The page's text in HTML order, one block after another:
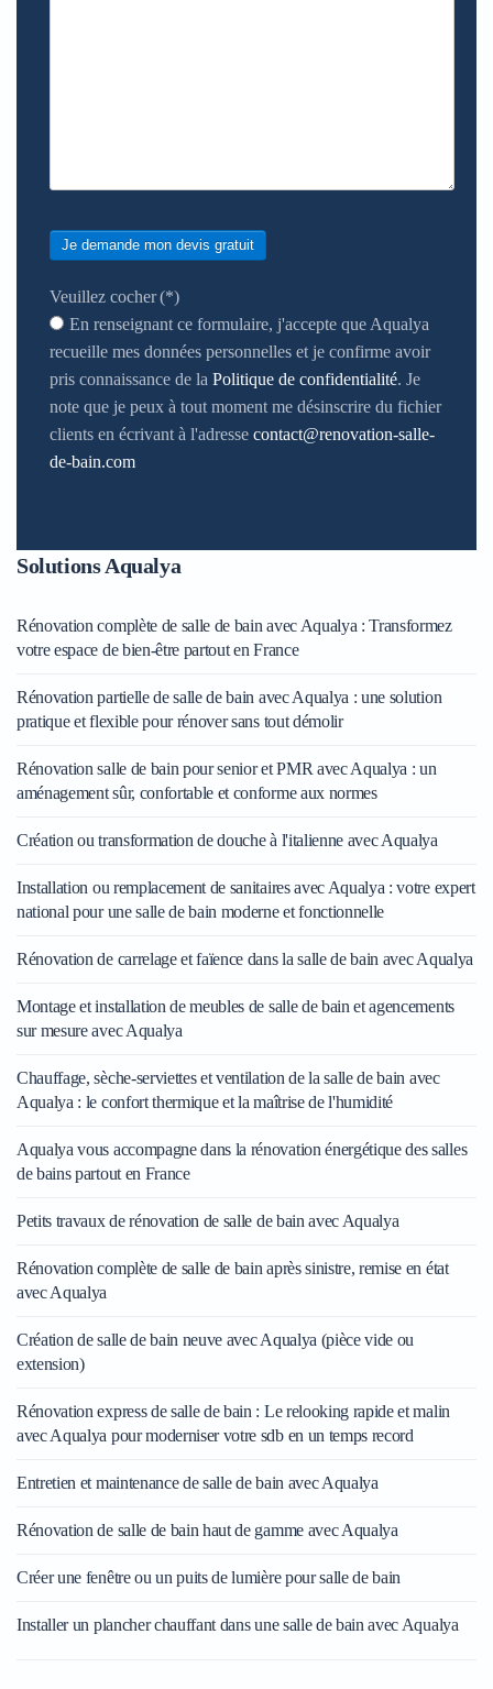
Je demande mon devis gratuit
Veuillez cocher(*)
En renseignant ce formulaire, j'accepte que Aqualya
recueille mes données personnelles et je confirme avoir
pris connaissance de la Politique de confidentialité. Je
note que je peux à tout moment me désinscrire du fichier
clients en écrivant à l'adresse contact@renovation-salle-
de-bain.com
Solutions Aqualya
Rénovation complète de salle de bain avec Aqualya : Transformez
votre espace de bien-être partout en France
Rénovation partielle de salle de bain avec Aqualya : une solution
pratique et flexible pour rénover sans tout démolir
Rénovation salle de bain pour senior et PMR avec Aqualya : un
aménagement sûr, confortable et conforme aux normes
Création ou transformation de douche à l'italienne avec Aqualya
Installation ou remplacement de sanitaires avec Aqualya : votre expert
national pour une salle de bain moderne et fonctionnelle
Rénovation de carrelage et faïence dans la salle de bain avec Aqualya
Montage et installation de meubles de salle de bain et agencements
sur mesure avec Aqualya
Chauffage, sèche-serviettes et ventilation de la salle de bain avec
Aqualya : le confort thermique et la maîtrise de l'humidité
Aqualya vous accompagne dans la rénovation énergétique des salles
de bains partout en France
Petits travaux de rénovation de salle de bain avec Aqualya
Rénovation complète de salle de bain après sinistre, remise en état
avec Aqualya
Création de salle de bain neuve avec Aqualya (pièce vide ou
extension)
Rénovation express de salle de bain : Le relooking rapide et malin
avec Aqualya pour moderniser votre sdb en un temps record
Entretien et maintenance de salle de bain avec Aqualya
Rénovation de salle de bain haut de gamme avec Aqualya
Créer une fenêtre ou un puits de lumière pour salle de bain
Installer un plancher chauffant dans une salle de bain avec Aqualya